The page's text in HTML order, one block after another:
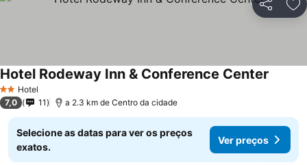
Partilhar
2 Estrelas
Hotel
Hotel Rodeway Inn & Conference Center
7,0 11 a 2.3 km de Centro da cidade
Selecione as datas para ver os preços
exatos.
Ver preços